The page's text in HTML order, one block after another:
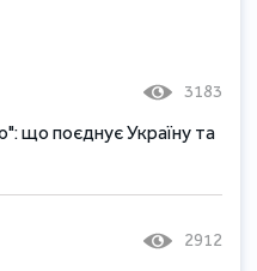
3183
що поєднує Україну та
2912